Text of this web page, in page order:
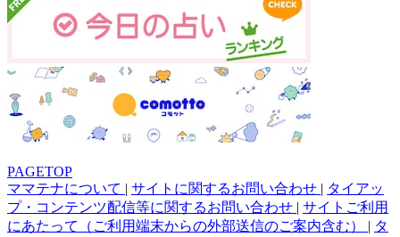
PAGETOP
ママテナについて | サイトに関するお問い合わせ | タイアッ
プ・コンテンツ配信等に関するお問い合わせ | サイトご利用
にあたって（ご利用端末からの外部送信のご案内含む） | タ